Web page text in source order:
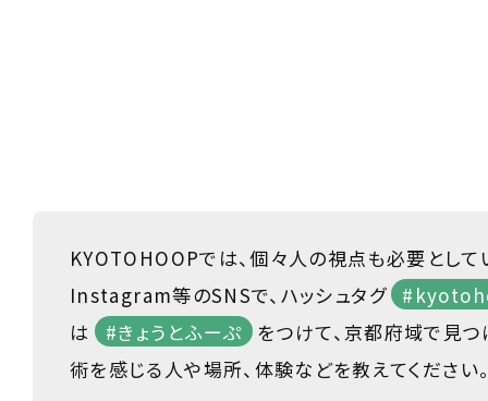
KYOTOHOOPでは、個々人の視点も必要として
Instagram等のSNSで、ハッシュタグ
は
#きょうとふーぷ
をつけて、京都府域で見
術を感じる人や場所、体験などを教えてください